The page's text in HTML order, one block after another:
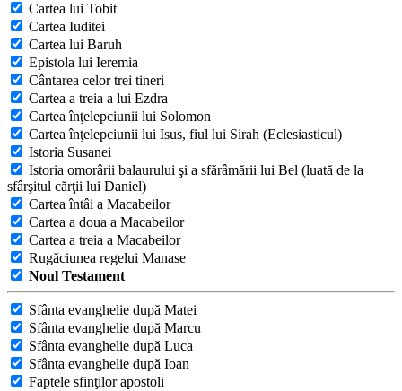
Cartea lui Tobit
Cartea Iuditei
Cartea lui Baruh
Epistola lui Ieremia
Cântarea celor trei tineri
Cartea a treia a lui Ezdra
Cartea înţelepciunii lui Solomon
Cartea înţelepciunii lui Isus, fiul lui Sirah (Eclesiasticul)
Istoria Susanei
Istoria omorârii balaurului şi a sfărâmării lui Bel (luată de la
sfârşitul cărţii lui Daniel)
Cartea întâi a Macabeilor
Cartea a doua a Macabeilor
Cartea a treia a Macabeilor
Rugăciunea regelui Manase
Noul Testament
Sfânta evanghelie după Matei
Sfânta evanghelie după Marcu
Sfânta evanghelie după Luca
Sfânta evanghelie după Ioan
Faptele sfinţilor apostoli